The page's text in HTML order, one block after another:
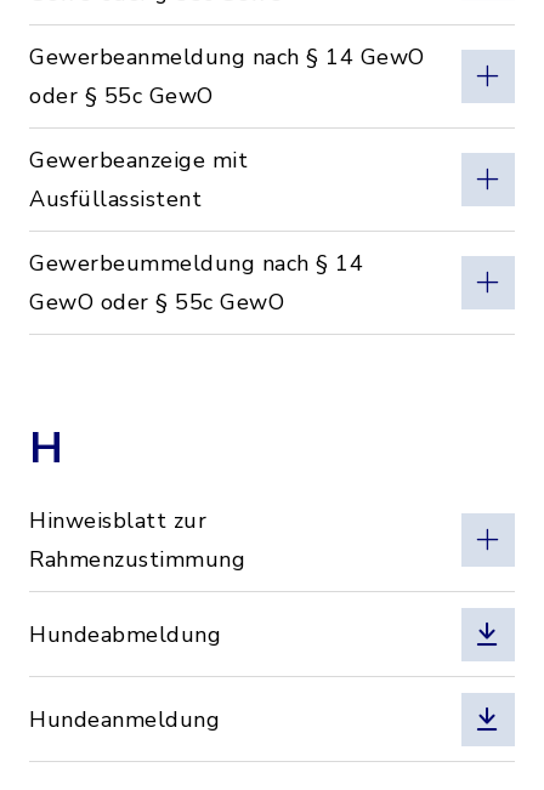
Gewerbeanmeldung nach § 14 GewO
oder § 55c GewO
Gewerbeanzeige mit
Ausfüllassistent
Gewerbeummeldung nach § 14
GewO oder § 55c GewO
H
Hinweisblatt zur
Rahmenzustimmung
Hundeabmeldung
Hundeanmeldung